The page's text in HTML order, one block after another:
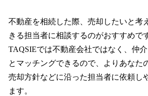
不動産を相続した際、売却したいと考
きる担当者に相談するのがおすすめで
TAQSIEでは不動産会社ではなく、仲
とマッチングできるので、よりあなた
売却方針などに沿った担当者に依頼し
ます。